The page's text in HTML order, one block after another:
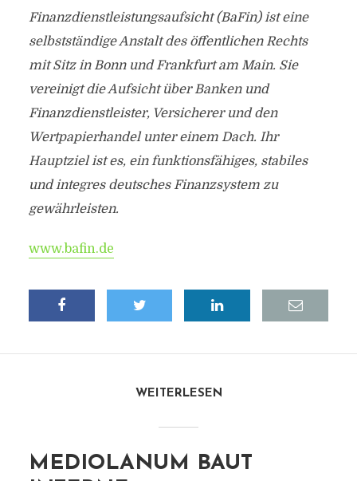
Finanzdienstleistungsaufsicht (BaFin) ist eine
selbstständige Anstalt des öffentlichen Rechts
mit Sitz in Bonn und Frankfurt am Main. Sie
vereinigt die Aufsicht über Banken und
Finanzdienstleister, Versicherer und den
Wertpapierhandel unter einem Dach. Ihr
Hauptziel ist es, ein funktionsfähiges, stabiles
und integres deutsches Finanzsystem zu
gewährleisten.
www.bafin.de
WEITERLESEN
MEDIOLANUM BAUT